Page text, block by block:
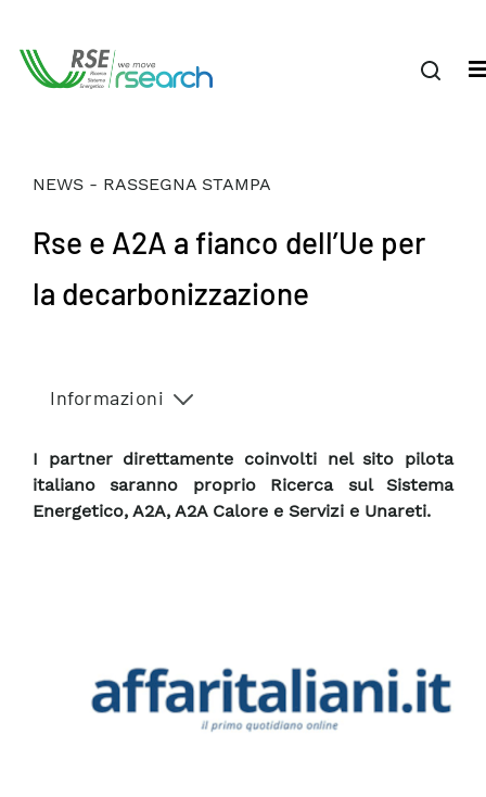
NEWS - RASSEGNA STAMPA
Rse e A2A a fianco dell’Ue per
la decarbonizzazione
Informazioni
I partner direttamente coinvolti nel sito pilota
italiano saranno proprio Ricerca sul Sistema
Energetico, A2A, A2A Calore e Servizi e Unareti.